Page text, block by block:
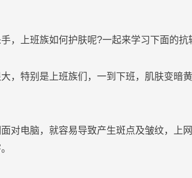
，上班族如何护肤呢?一起来学习下面的抗
，特别是上班族们，一到下班， 肌肤变暗黄
对电脑，就容易导致产生斑点及皱纹，上